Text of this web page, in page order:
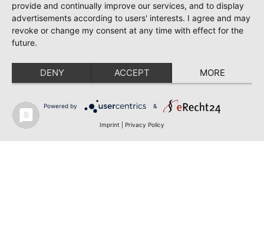
provide and continually improve our services, and to display
advertisements according to users' interests. I agree and may
revoke or change my consent at any time with effect for the
future.
DENY ACCEPT MORE
Powered by &
Imprint Privacy Policy